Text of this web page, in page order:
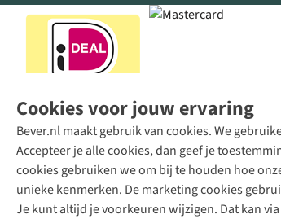
Cookies voor jouw ervaring
Bever.nl maakt gebruik van cookies. We
Accepteer je alle cookies, dan geef je
cookies gebruiken we om bij te houden hoe
unieke kenmerken. De marketing cookies
Je kunt altijd je voorkeuren wijzigen. Dat kan